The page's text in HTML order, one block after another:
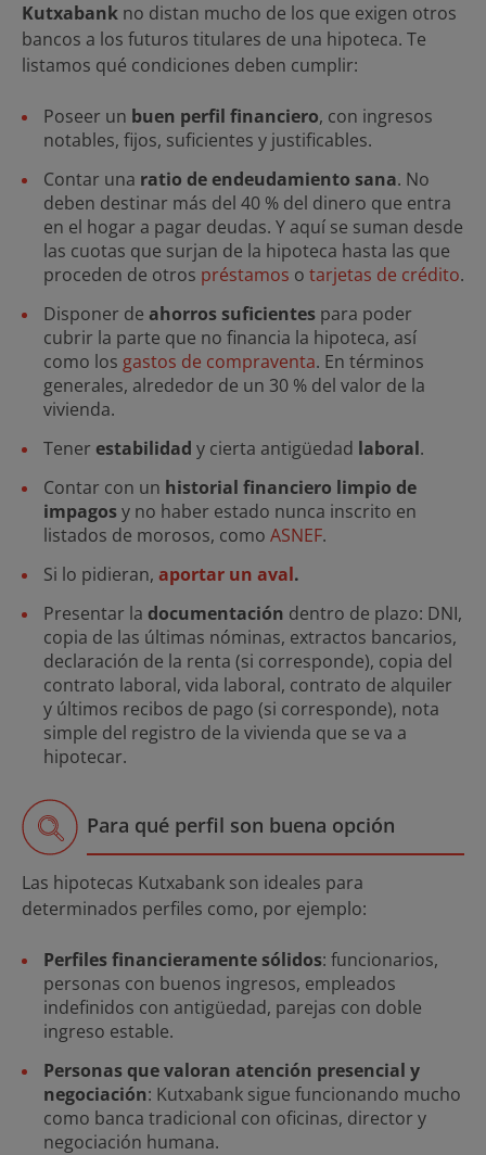
Kutxabank no distan mucho de los que exigen otros
bancos a los futuros titulares de una hipoteca. Te
listamos qué condiciones deben cumplir:
Poseer un buen perfil financiero, con ingresos
notables, fijos, suficientes y justificables.
Contar una ratio de endeudamiento sana. No
deben destinar más del 40 % del dinero que entra
en el hogar a pagar deudas. Y aquí se suman desde
las cuotas que surjan de la hipoteca hasta las que
proceden de otros préstamos o tarjetas de crédito.
Disponer de ahorros suficientes para poder
cubrir la parte que no financia la hipoteca, así
como los gastos de compraventa. En términos
generales, alrededor de un 30 % del valor de la
vivienda.
Tener estabilidad y cierta antigüedad laboral.
Contar con un historial financiero limpio de
impagosy no haber estado nunca inscrito en
listados de morosos, como ASNEF.
Si lo pidieran, aportar un aval.
Presentar la documentación dentro de plazo: DNI,
copia de las últimas nóminas, extractos bancarios,
declaración de la renta (si corresponde), copia del
contrato laboral, vida laboral, contrato de alquiler
y últimos recibos de pago (si corresponde), nota
simple del registro de la vivienda que se va a
hipotecar.
Para qué perfil son buena opción
Las hipotecas Kutxabank son ideales para
determinados perfiles como, por ejemplo:
Perfiles financieramente sólidos: funcionarios,
personas con buenos ingresos, empleados
indefinidos con antigüedad, parejas con doble
ingreso estable.
Personas que valoran atención presencial y
negociación: Kutxabank sigue funcionando mucho
como banca tradicional con oficinas, director y
negociación humana.